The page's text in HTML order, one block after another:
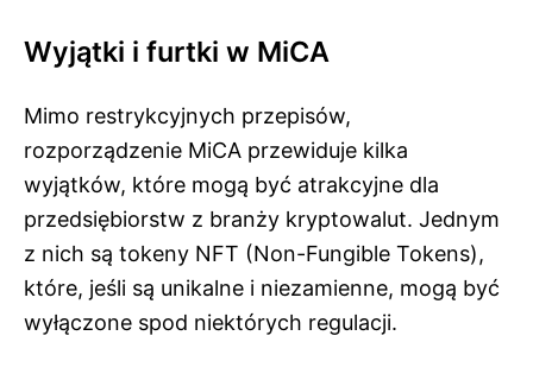
Wyjątki i furtki w MiCA
Mimo restrykcyjnych przepisów,
rozporządzenie MiCA przewiduje kilka
wyjątków, które mogą być atrakcyjne dla
przedsiębiorstw z branży kryptowalut. Jednym
z nich są tokeny NFT (Non-Fungible Tokens),
które, jeśli są unikalne i niezamienne, mogą być
wyłączone spod niektórych regulacji.